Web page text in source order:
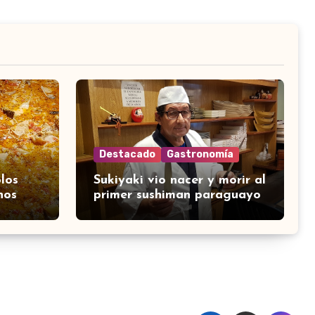
Destacado Gastronomía
Sukiyaki vio nacer y morir al
primer sushiman paraguayo